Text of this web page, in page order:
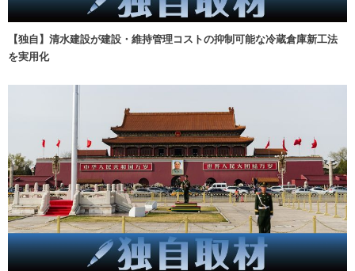
【独自】清水建設が建設・維持管理コストの抑制可能な冷蔵倉庫新工法
を実用化